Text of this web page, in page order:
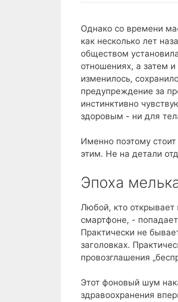
заголовков
исследования
ИИ
политика
и
неудобные
вопросы
без
ответов
Однако со времени
как несколько лет
обществом
отношениях, а затем
изменилось,
предупреждение за
инстинктивно
здоровым - ни для
Именно поэтому
этим. Не на детали
Эпоха
Любой, кто открывает
смартфоне, -
Практически не
заголовках.
провозглашения
Этот фоновый шум
здравоохранения